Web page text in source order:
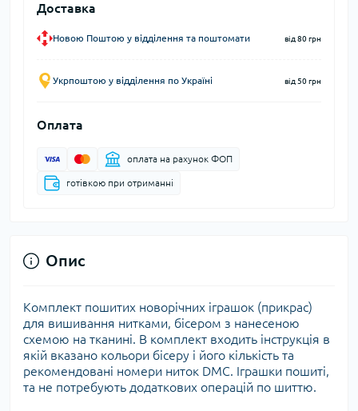
Доставка
Новою Поштою у відділення та поштомати від 80 грн
Укрпоштою у відділення по Україні від 50 грн
Оплата
оплата на рахунок ФОП
готівкою при отриманні
Опис
Комплект пошитих новорічних іграшок (прикрас)
для вишивання нитками, бісером з нанесеною
схемою на тканині. В комплект входить інструкція в
якій вказано кольори бісеру і його кількість та
рекомендовані номери ниток DMC. Іграшки пошиті,
та не потребують додаткових операцій по шиттю.